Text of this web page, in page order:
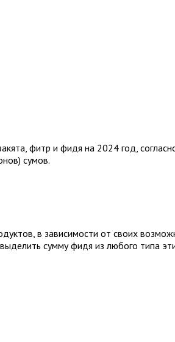
фитр и фидя на 2024 год,
сумов.
в зависимости от своих
сумму фидя из любого типа